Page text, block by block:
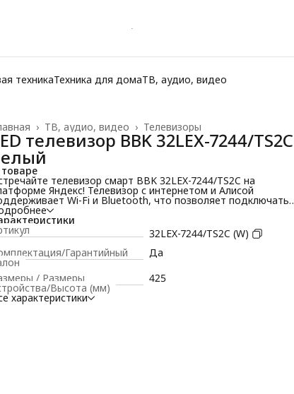
техникаТехника для домаТВ, аудио, видео
Телевизоры
ТВ, аудио, видео ›
›
телевизор BBK 32LEX-7244/TS2C
телевизор смарт BBK 32LEX-7244/TS2C на
Яндекс! Телевизор с интернетом и Алисой
Wi-Fi и Bluetooth, что позволяет подключать
устройства. Тысячи фильмов и сериалов из КиноПоиск
более 200 телеканалов в "Яндекс.Эфире"; треки, альбомы
из "Яндекс.Музыки". Телевизор 32 дюйма оснащен
помощником Алисой, который без труда поможет
желаемый фильм не только по названию, но и по актеру
жанру, посоветует что-то из новинок, развлечет детей
просто поболтает с вами. Управляйте приложениями в
тв через Bluetooth-пульт со встроенным микрофоном.
между устройствами обеспечит простоту и
использования. Приятного просмотра!
32LEX-7244/TS2C (W)
Гарантийный
Да
/ Размеры
Высота (мм)
425
характеристики